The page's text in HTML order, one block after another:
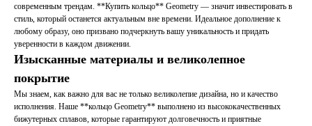
современным трендам. **Купить кольцо** Geometry — значит инвестировать в
стиль, который останется актуальным вне времени. Идеальное дополнение к
любому образу, оно призвано подчеркнуть вашу уникальность и придать
уверенности в каждом движении.
Изысканные материалы и великолепное
покрытие
Мы знаем, как важно для вас не только великолепие дизайна, но и качество
исполнения. Наше **кольцо Geometry** выполнено из высококачественных
бижутерных сплавов, которые гарантируют долговечность и приятные